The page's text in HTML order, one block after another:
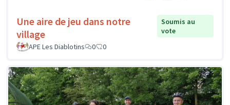
Une aire de jeu dans notre
village
Soumis au
vote
APE Les Diablotins
0 0